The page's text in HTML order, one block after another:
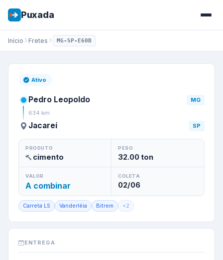
Puxada
Início Fretes MG-SP-E60B
Frete de
Ativo
Pedro Leopoldo
MG
634 km
Jacareí SP
PRODUTO
cimento
PESO
32.00ton
VALOR
A combinar
COLETA
02/06
Carreta LS Vanderléia Bitrem +2
ENTREGA